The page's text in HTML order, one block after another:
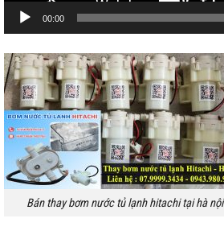
00:00
Bán thay bơm nước tủ lạnh hitachi tại hà nội